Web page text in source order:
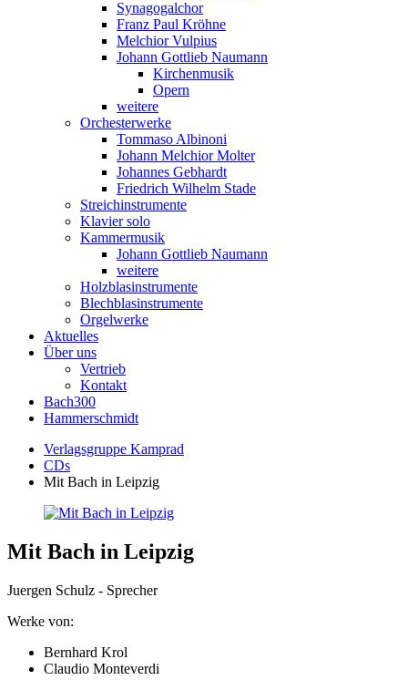
Synagogalchor
Franz Paul Kröhne
Melchior Vulpius
Johann Gottlieb Naumann
Kirchenmusik
Opern
weitere
Orchesterwerke
Tommaso Albinoni
Johann Melchior Molter
Johannes Gebhardt
Friedrich Wilhelm Stade
Streichinstrumente
Klavier solo
Kammermusik
Johann Gottlieb Naumann
weitere
Holzblasinstrumente
Blechblasinstrumente
Orgelwerke
Aktuelles
Über uns
Vertrieb
Kontakt
Bach300
Hammerschmidt
Verlagsgruppe Kamprad
CDs
Mit Bach in Leipzig
Mit Bach in Leipzig
Juergen Schulz - Sprecher
Werke von:
Bernhard Krol
Claudio Monteverdi